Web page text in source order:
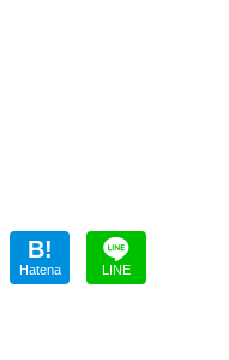
B!
Hatena LINE